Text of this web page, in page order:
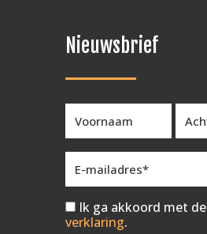
Nieuwsbrief
Ik ga akkoord met de
verklaring.